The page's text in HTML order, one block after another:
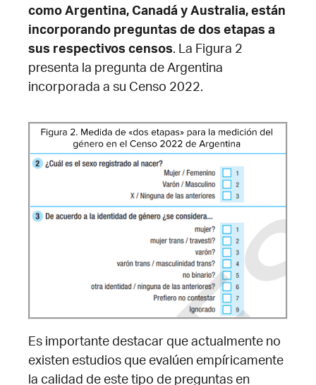
como Argentina, Canadá y Australia, están
incorporando preguntas de dos etapas a
sus respectivos censos. La Figura 2
presenta la pregunta de Argentina
incorporada a su Censo 2022.
Es importante destacar que actualmente no
existen estudios que evalúen empíricamente
la calidad de este tipo de preguntas en